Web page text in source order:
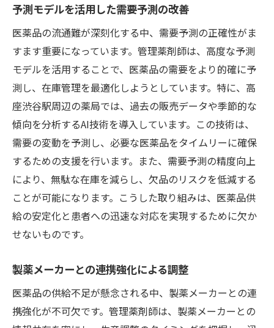
地域特性に応じた柔軟な配送体制
研修とモチベーション向上による人材確保
配送のコスト削減と持続可能性の確保
高座渋谷駅周辺での管理薬剤師の新たな挑戦と
展望
地域住民との関係強化による信頼性向上
医療機関との協力でサービス質の向上
新たな流通チャネルの開拓
地域ニーズに応じたサービス展開の模索
持続可能な医薬品供給体制の構築
コミュニティ支援による医療の充実化
らす課題
メーカーとのコミュニケーション強化
予測モデルを活用した需要予測の改善
医薬品の流通難が深刻化する中、需要予測の正確性がま
すます重要になっています。管理薬剤師は、高度な予測
モデルを活用することで、医薬品の需要をより的確に予
測し、在庫管理を最適化しようとしています。特に、高
座渋谷駅周辺の薬局では、過去の販売データや季節的な
傾向を分析するAI技術を導入しています。この技術は、
需要の変動を予測し、必要な医薬品をタイムリーに確保
するための支援を行います。また、需要予測の精度向上
により、無駄な在庫を減らし、欠品のリスクを低減する
ことが可能になります。こうした取り組みは、医薬品供
給の安定化と患者への迅速な対応を実現するために欠か
せないものです。
製薬メーカーとの連携強化による調整
医薬品の供給不足が懸念される中、製薬メーカーとの連
携強化が不可欠です。管理薬剤師は、製薬メーカーとの